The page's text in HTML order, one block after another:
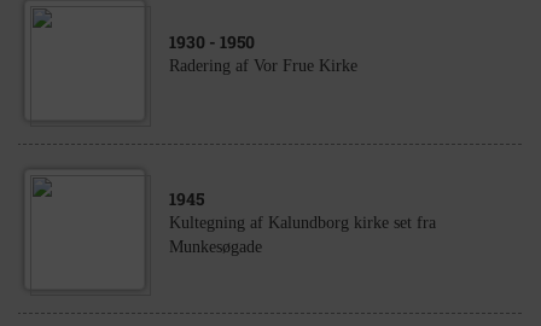
1930 - 1950
Radering af Vor Frue Kirke
1945
Kultegning af Kalundborg kirke set fra
Munkesøgade